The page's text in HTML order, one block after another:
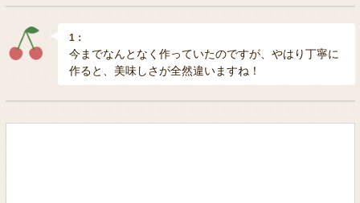
1：
今までなんとなく作っていたのですが、やはり丁寧に
作ると、美味しさが全然違いますね！